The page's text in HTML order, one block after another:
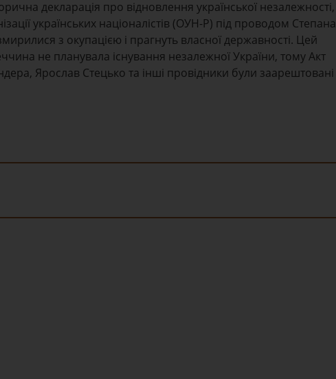
декларація про відновлення української незалежності,
українських націоналістів (ОУН-Р) під проводом Степана
з окупацією і прагнуть власної державності. Цей
не планувала існування незалежної України, тому Акт
Ярослав Стецько та інші провідники були заарештовані